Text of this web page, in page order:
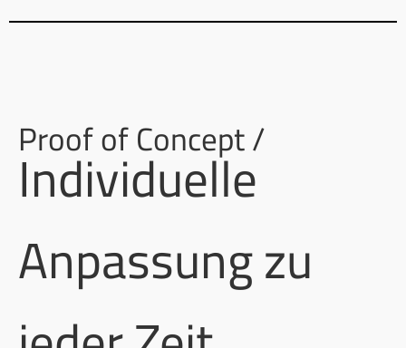
Proof of Concept /
Individuelle
Anpassung zu